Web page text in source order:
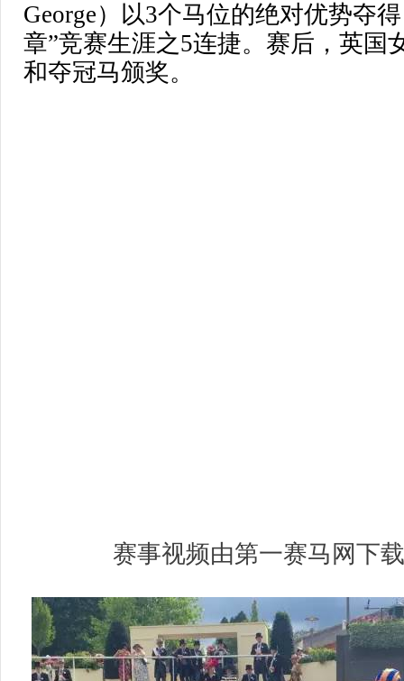
George）以3个马位的绝对优势夺
章”竞赛生涯之5连捷。赛后，英国
和夺冠马颁奖。
赛事视频由第一赛马网下